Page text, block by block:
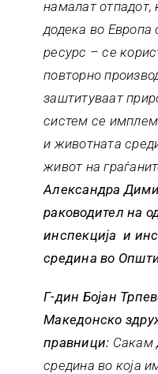
намалат отпадот,
додека во Европа
ресурс – се
повторно
заштитуваат
систем се
и животната
живот на
Александра
раководител на
инспекција и
средина во
Г-дин Бојан
Македонско
правници: Сакам
средина во која